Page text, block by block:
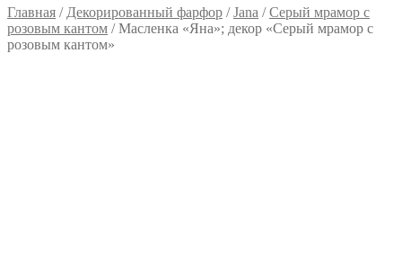
Главная / Декорированный фарфор /Jana /Серый мрамор с
розовым кантом /Масленка «Яна»; декор «Серый мрамор с
розовым кантом»